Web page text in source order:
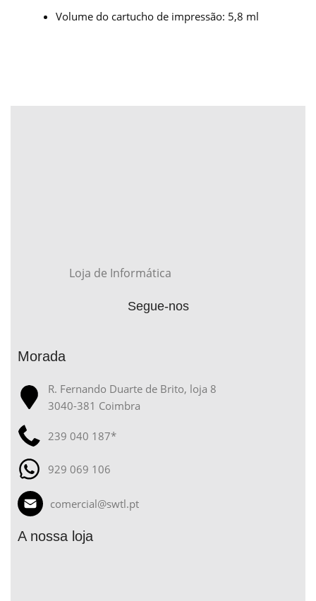
Volume do cartucho de impressão: 5,8 ml
Loja de Informática
Segue-nos
Morada
R. Fernando Duarte de Brito, loja 8
3040-381 Coimbra
239 040 187*
929 069 106
comercial@swtl.pt
A nossa loja